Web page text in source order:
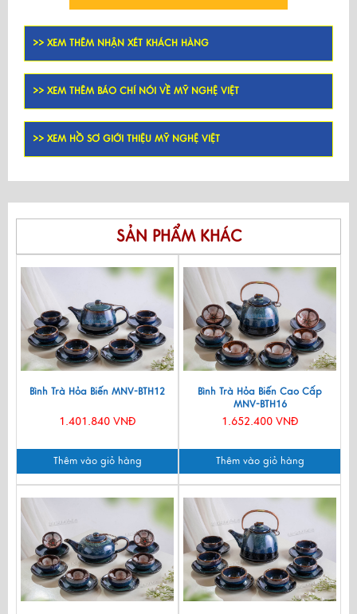
>> XEM THÊM NHẬN XÉT KHÁCH HÀNG
>> XEM THÊM BÁO CHÍ NÓI VỀ MỸ NGHỆ VIỆT
>> XEM HỒ SƠ GIỚI THIỆU MỸ NGHỆ VIỆT
SẢN PHẨM KHÁC
Bình Trà Hỏa Biến MNV-BTH12
1.401.840 VNĐ
Thêm vào giỏ hàng
Bình Trà Hỏa Biến Cao Cấp
MNV-BTH16
1.652.400 VNĐ
Thêm vào giỏ hàng